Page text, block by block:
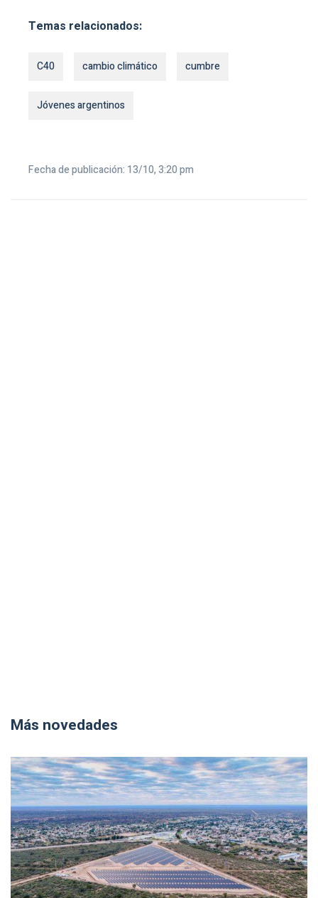
Temas relacionados:
C40 cambio climático cumbre
Jóvenes argentinos
Fecha de publicación: 13/10, 3:20 pm
Más novedades